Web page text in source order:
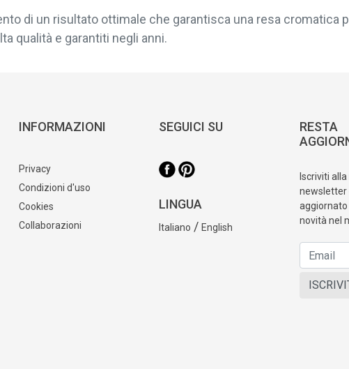
di un risultato ottimale che garantisca una resa cromatica
qualità e garantiti negli anni.
INFORMAZIONI
Privacy
Condizioni d'uso
Cookies
Collaborazioni
SEGUICI SU
LINGUA
Italiano /English
RESTA
Iscriviti
newsletter
novità nel